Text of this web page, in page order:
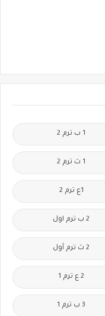
1 ب ترم 2
1 ث ترم 2
1ع ترم 2
2 ب ترم اول
2 ث ترم أول
2 ع ترم 1
3 ب ترم 1